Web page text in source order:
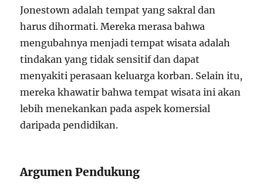
Jonestown adalah tempat yang sakral dan
harus dihormati. Mereka merasa bahwa
mengubahnya menjadi tempat wisata adalah
tindakan yang tidak sensitif dan dapat
menyakiti perasaan keluarga korban. Selain itu,
mereka khawatir bahwa tempat wisata ini akan
lebih menekankan pada aspek komersial
daripada pendidikan.
Argumen Pendukung